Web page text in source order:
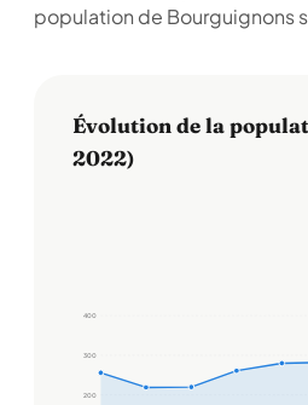
population de Bourguignons
Évolution de la
2022)
200
300
400